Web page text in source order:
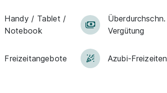
Han­dy / Tab­let /
Note­book
Über­durch­schn.
Ver­gü­tung
Frei­zeit­an­ge­bo­te Azubi-Frei­zei­ten